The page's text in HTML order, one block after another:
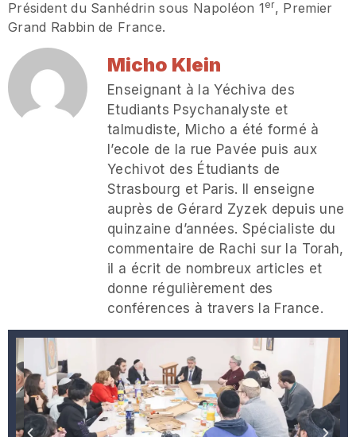
Président du Sanhédrin sous Napoléon 1 er, Premier
Grand Rabbin de France.
Micho Klein
Enseignant à la Yéchiva des
Etudiants Psychanalyste et
talmudiste, Micho a été formé à
l’ecole de la rue Pavée puis aux
Yechivot des Étudiants de
Strasbourg et Paris. Il enseigne
auprès de Gérard Zyzek depuis une
quinzaine d’années. Spécialiste du
commentaire de Rachi sur la Torah,
il a écrit de nombreux articles et
donne régulièrement des
conférences à travers la France.